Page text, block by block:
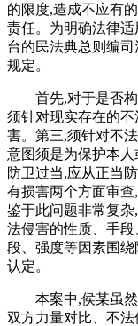
的限度,造成不应有
责任。为明确法律
台的民法典总则编
规定。
首先,对于是否
须针对现实存在的
害。第三,须针对不
意图须是为保护本
防卫过当,应从正当
有损害两个方面审
鉴于此问题非常复
法侵害的性质、手
段、强度等因素围
认定。
本案中,侯某虽
双方力量对比、不